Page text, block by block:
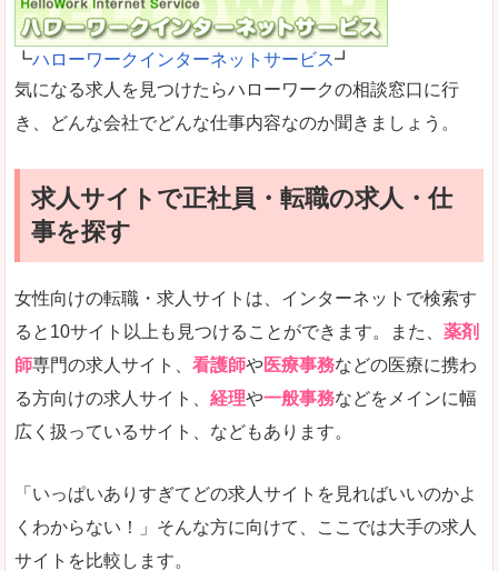
┗ハローワークインターネットサービス┛
気になる求人を見つけたらハローワークの相談窓口に行
き、どんな会社でどんな仕事内容なのか聞きましょう。
求人サイトで正社員・転職の求人・仕
事を探す
女性向けの転職・求人サイトは、インターネットで検索す
ると10サイト以上も見つけることができます。また、 薬剤
師専門の求人サイト、 看護師や医療事務などの医療に携わ
る方向けの求人サイト、 経理や一般事務などをメインに幅
広く扱っているサイト、などもあります。
「いっぱいありすぎてどの求人サイトを見ればいいのかよ
くわからない！」そんな方に向けて、ここでは大手の求人
サイトを比較します。